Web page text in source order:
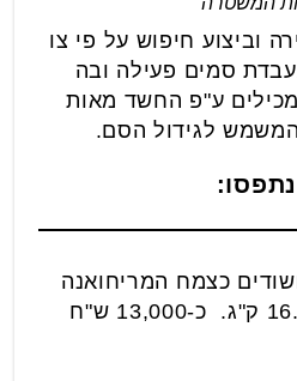
וביצוע חיפוש על פי צו
סמים פעילה ובה
ע"פ החשד מאות
המשמש לגידול הסם.
החשודים כצמח המריחואנה
במשקל כולל של כ-16.7 ק"ג. כ-13,000 ש"ח